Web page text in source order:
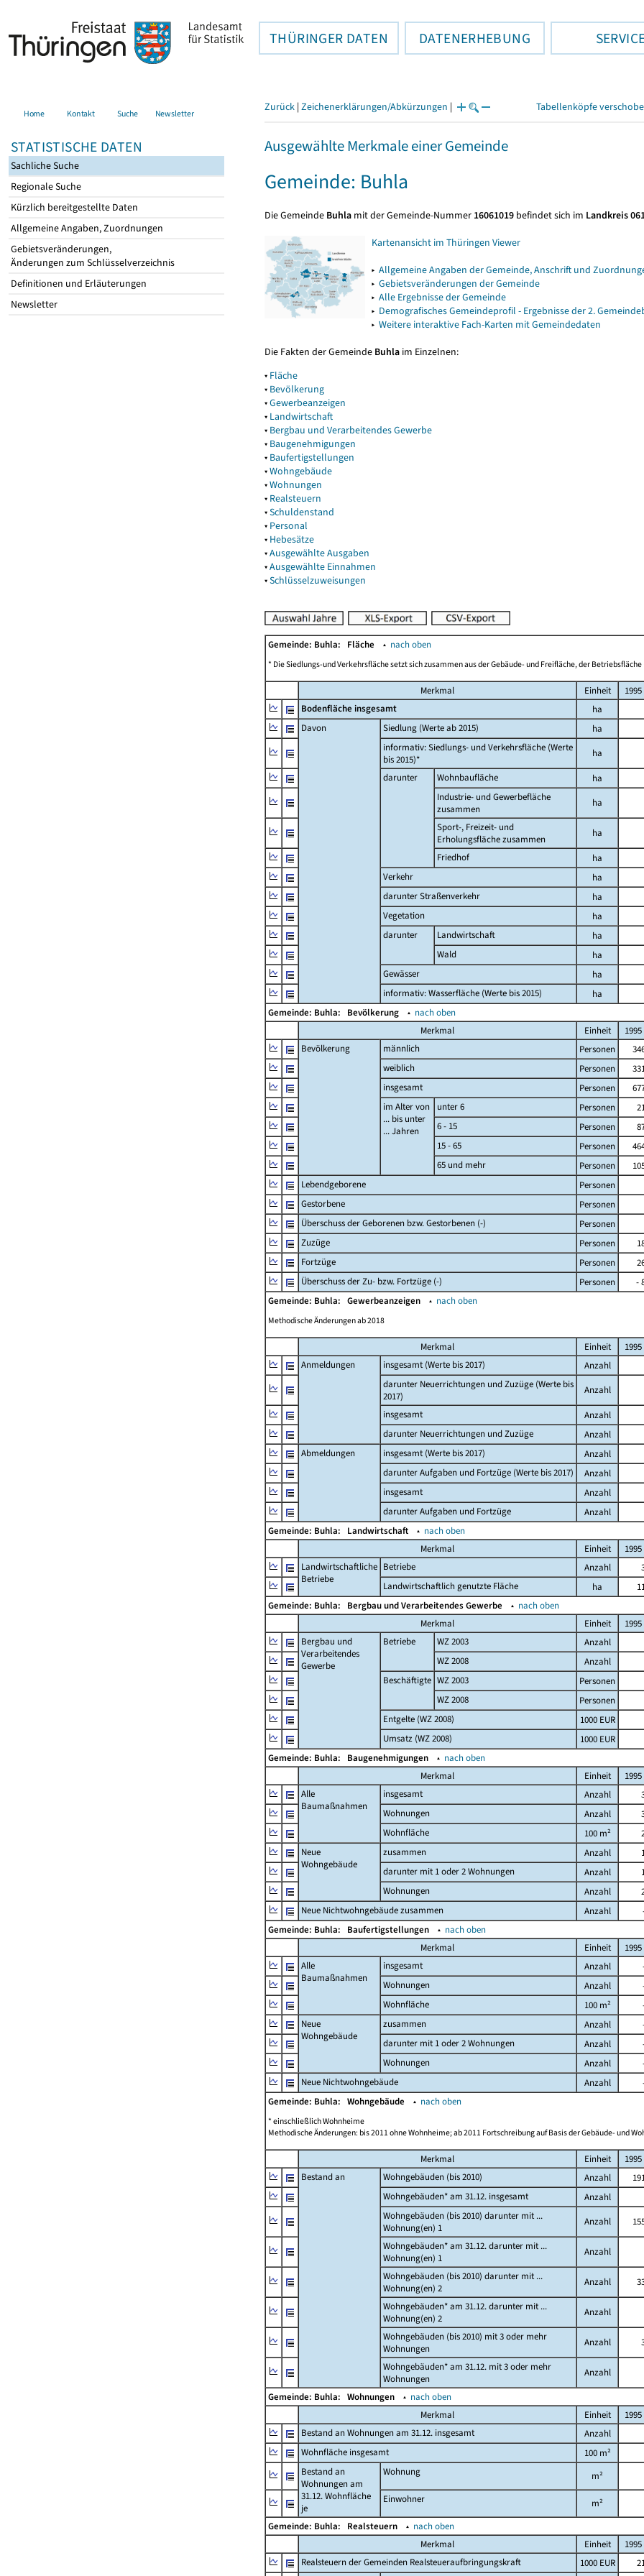
THÜRINGER DATEN DATENERHEBUNG
Home Kontakt Suche Newsletter
STATISTISCHE DATEN
Sachliche Suche
Regionale Suche
Kürzlich bereitgestellte Daten
Allgemeine Angaben, Zuordnungen
Gebietsveränderungen,
Änderungen zum Schlüsselverzeichnis
Definitionen und Erläuterungen
Newsletter
Zurück | Zeichenerklärungen/Abkürzungen | Tabellenköpfe
Ausgewählte Merkmale einer Gemeinde
Gemeinde: Buhla
Die Gemeinde Buhla mit der Gemeinde-Nummer 16061019 befindet sich im Landkreis
Kartenansicht im Thüringen Viewer
▸ Allgemeine Angaben der Gemeinde, Anschrift und
▸ Gebietsveränderungen der Gemeinde
▸ Alle Ergebnisse der Gemeinde
▸ Demografisches Gemeindeprofil - Ergebnisse der 2.
▸ Weitere interaktive Fach-Karten mit Gemeindedaten
Die Fakten der Gemeinde Buhla im Einzelnen:
▾ Fläche
▾ Bevölkerung
▾Gewerbeanzeigen
▾ Landwirtschaft
▾ Bergbau und Verarbeitendes Gewerbe
▾ Baugenehmigungen
▾ Baufertigstellungen
▾Wohngebäude
▾Wohnungen
▾ Realsteuern
▾Schuldenstand
▾ Personal
▾ Hebesätze
▾Ausgewählte Ausgaben
▾Ausgewählte Einnahmen
▾Schlüsselzuweisungen
Gemeinde: Buhla: Fläche ▴ nach oben
* Die Siedlungs-und Verkehrsfläche setzt sich zusammen aus der Gebäude- und Freifläche, der
Merkmal Einheit 1995
Bodenfläche insgesamt
ha
Davon
Siedlung (Werte ab 2015)
ha
informativ: Siedlungs- und Verkehrsfläche (Werte
bis 2015)*
ha
darunter
Wohnbaufläche
ha
Industrie- und Gewerbefläche
zusammen
ha
Sport-, Freizeit- und
Erholungsfläche zusammen
ha
Friedhof
ha
Verkehr
ha
darunter Straßenverkehr
ha
Vegetation
ha
darunter
Landwirtschaft
ha
Wald
ha
Gewässer
ha
informativ: Wasserfläche (Werte bis 2015)
ha
Gemeinde: Buhla: Bevölkerung ▴ nach oben
Merkmal
Einheit 1995
Bevölkerung
männlich Personen
weiblich
Personen
insgesamt
Personen
im Alter von
... bis unter
... Jahren
unter 6 Personen
6 - 15
Personen
15 - 65
Personen
65 und mehr
Personen
Lebendgeborene
Personen
Gestorbene
Personen
Überschuss der Geborenen bzw. Gestorbenen (-)
Personen
Zuzüge
Personen
Fortzüge
Personen
Überschuss der Zu- bzw. Fortzüge (-)
Personen -
Gemeinde: Buhla: Gewerbeanzeigen ▴ nach oben
Methodische Änderungen ab 2018
Merkmal Einheit 1995
Anmeldungen
insgesamt (Werte bis 2017) Anzahl
darunter Neuerrichtungen und Zuzüge (Werte bis
2017)
Anzahl
insgesamt
Anzahl
darunter Neuerrichtungen und Zuzüge
Anzahl
Abmeldungen
insgesamt (Werte bis 2017) Anzahl
darunter Aufgaben und Fortzüge (Werte bis 2017)
Anzahl
insgesamt
Anzahl
darunter Aufgaben und Fortzüge
Anzahl
Gemeinde: Buhla: Landwirtschaft ▴ nach oben
Merkmal
Einheit 1995
Landwirtschaftliche
Betriebe
Betriebe Anzahl
Landwirtschaftlich genutzte Fläche
ha
Gemeinde: Buhla: Bergbau und Verarbeitendes Gewerbe ▴ nach oben
Merkmal
Einheit 1995
Bergbau und
Verarbeitendes
Gewerbe
Betriebe WZ 2003 Anzahl
WZ 2008
Anzahl
Beschäftigte WZ 2003 Personen
WZ 2008
Personen
Entgelte (WZ 2008)
1000 EUR
Umsatz (WZ 2008)
1000 EUR
Gemeinde: Buhla: Baugenehmigungen ▴ nach oben
Merkmal
Einheit 1995
Alle
Baumaßnahmen
insgesamt Anzahl
Wohnungen
Anzahl
Wohnfläche
100 m²
Neue
Wohngebäude
zusammen Anzahl
darunter mit 1 oder 2 Wohnungen
Anzahl
Wohnungen
Anzahl
Neue Nichtwohngebäude zusammen
Anzahl
Gemeinde: Buhla: Baufertigstellungen ▴ nach oben
Merkmal
Einheit 1995
Alle
Baumaßnahmen
insgesamt Anzahl
Wohnungen
Anzahl
Wohnfläche
100 m²
Neue
Wohngebäude
zusammen Anzahl
darunter mit 1 oder 2 Wohnungen
Anzahl
Wohnungen
Anzahl
Neue Nichtwohngebäude
Anzahl
Gemeinde: Buhla: Wohngebäude ▴ nach oben
* einschließlich Wohnheime
Methodische Änderungen: bis 2011 ohne Wohnheime; ab 2011 Fortschreibung auf Basis der Gebäude- und
Merkmal Einheit 1995
Bestand an
Wohngebäuden (bis 2010) Anzahl
Wohngebäuden* am 31.12. insgesamt
Anzahl
Wohngebäuden (bis 2010) darunter mit ...
Wohnung(en) 1
Anzahl
Wohngebäuden* am 31.12. darunter mit ...
Wohnung(en) 1
Anzahl
Wohngebäuden (bis 2010) darunter mit ...
Wohnung(en) 2
Anzahl
Wohngebäuden* am 31.12. darunter mit ...
Wohnung(en) 2
Anzahl
Wohngebäuden (bis 2010) mit 3 oder mehr
Wohnungen
Anzahl
Wohngebäuden* am 31.12. mit 3 oder mehr
Wohnungen
Anzahl
Gemeinde: Buhla: Wohnungen ▴ nach oben
Merkmal
Einheit 1995
Bestand an Wohnungen am 31.12. insgesamt
Anzahl
Wohnfläche insgesamt
100 m²
Bestand an
Wohnungen am
31.12. Wohnfläche
je
Wohnung
m²
Einwohner
m²
Gemeinde: Buhla: Realsteuern ▴ nach oben
Merkmal
Einheit 1995
Realsteuern der Gemeinden Realsteueraufbringungskraft
1000 EUR